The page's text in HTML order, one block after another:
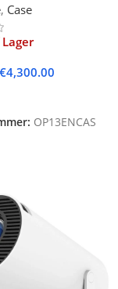
, Case
€4,300.00
OP13ENCAS